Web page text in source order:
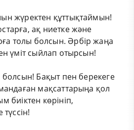
жүректен құттықтаймын!
ақ ниетке және
толы болсын. Әрбір жаңа
үміт сыйлап отырсын!
болсын! Бақыт пен берекеге
мақсаттарыңа қол
биіктен көрініп,
түссін!